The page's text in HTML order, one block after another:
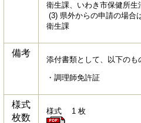
衛生課、いわき市保健所生
(3) 県外からの申請の場合
衛生課
備考
添付書類として、以下のも
・調理師免許証
様式
枚数
様式 1 枚